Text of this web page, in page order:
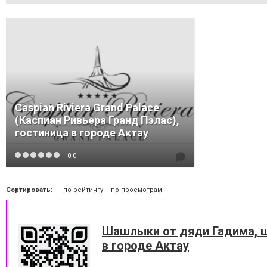
Caspian Riviera Grand Palace
(Каспиан Ривьера Гранд Пэлас),
гостиница в городе Актау
0,0
Сортировать: по рейтингу по просмотрам
Шашлыки от дяди Гадима,
в городе Актау